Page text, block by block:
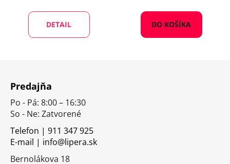
DETAIL DO KOŠÍKA
Predajňa
Po - Pá: 8:00 – 16:30
So - Ne: Zatvorené
Telefon | 911 347 925
E-mail | info@lipera.sk
Bernolákova 18